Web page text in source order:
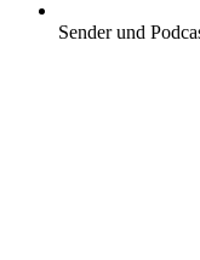
Sender und